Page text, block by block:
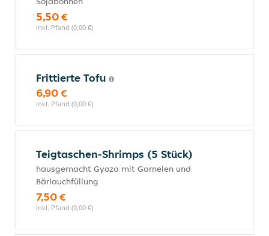
5,50 €
inkl. Pfand (0,00 €)
Frittierte Tofu
6,90 €
inkl. Pfand (0,00 €)
Teigtaschen-Shrimps (5 Stück)
hausgemacht Gyoza mit Garnelen und
Bärlauchfüllung
7,50 €
inkl. Pfand (0,00 €)